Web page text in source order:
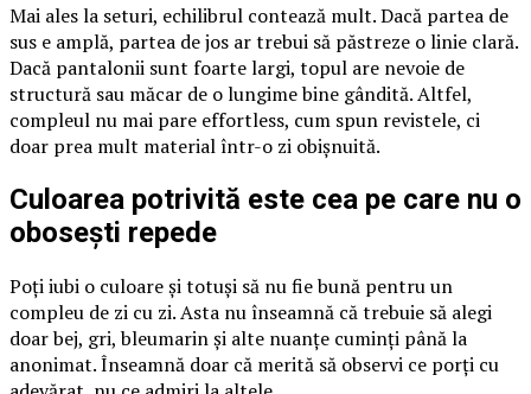
Mai ales la seturi, echilibrul contează mult. Dacă partea de
sus e amplă, partea de jos ar trebui să păstreze o linie clară.
Dacă pantalonii sunt foarte largi, topul are nevoie de
structură sau măcar de o lungime bine gândită. Altfel,
compleul nu mai pare effortless, cum spun revistele, ci
doar prea mult material într-o zi obișnuită.
Culoarea potrivită este cea pe care nu o
obosești repede
Poți iubi o culoare și totuși să nu fie bună pentru un
compleu de zi cu zi. Asta nu înseamnă că trebuie să alegi
doar bej, gri, bleumarin și alte nuanțe cuminți până la
anonimat. Înseamnă doar că merită să observi ce porți cu